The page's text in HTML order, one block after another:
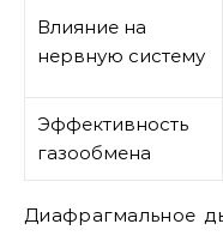
Влияние на
нервную систему
Эффективность
газообмена
Диафрагмальное